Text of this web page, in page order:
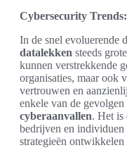
Cybersecurity
In de snel evoluerende
datalekken steeds
kunnen verstrekkende
organisaties, maar ook
vertrouwen en
enkele van de
cyberaanvallen. Het is
bedrijven en individuen
strategieën ontwikkelen